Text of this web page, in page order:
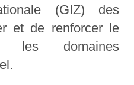
(GIZ) des
et de renforcer le
les domaines